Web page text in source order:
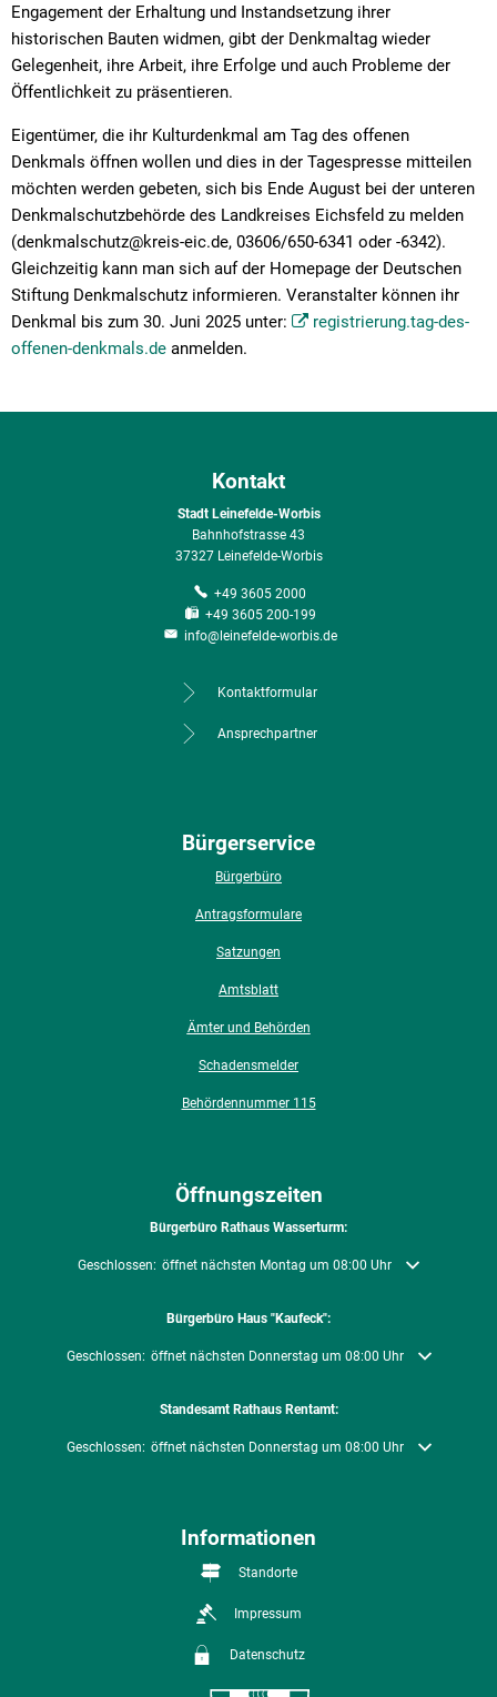
Engagement der Erhaltung und Instandsetzung ihrer
historischen Bauten widmen, gibt der Denkmaltag wieder
Gelegenheit, ihre Arbeit, ihre Erfolge und auch Probleme der
Öffentlichkeit zu präsentieren.
Eigentümer, die ihr Kulturdenkmal am Tag des offenen
Denkmals öffnen wollen und dies in der Tagespresse mitteilen
möchten werden gebeten, sich bis Ende August bei der unteren
Denkmalschutzbehörde des Landkreises Eichsfeld zu melden
(denkmalschutz@kreis-eic.de, 03606/650-6341 oder -6342).
Gleichzeitig kann man sich auf der Homepage der Deutschen
Stiftung Denkmalschutz informieren. Veranstalter können ihr
Denkmal bis zum 30. Juni 2025 unter:
registrierung.tag-des-
offenen-denkmals.de anmelden.
Kontakt
Stadt Leinefelde-Worbis
Bahnhofstrasse 43
37327 Leinefelde-Worbis
+49 3605 2000
+49 3605 200-199
info@leinefelde-worbis.de
Kontaktformular
Ansprechpartner
Bürgerservice
Bürgerbüro
Antragsformulare
Satzungen
Amtsblatt
Ämter und Behörden
Schadensmelder
Behördennummer 115
Öffnungszeiten
Bürgerbüro Rathaus Wasserturm:
Klicken, um weitere Öffnungs- oder Schließzeiten auszublenden
Geschlossen: öffnet nächsten Montag um 08:00 Uhr
Bürgerbüro Haus "Kaufeck":
Klicken, um weitere Öffnungs- oder Schließzeiten auszublenden
Geschlossen: öffnet nächsten Donnerstag um 08:00 Uhr
Standesamt Rathaus Rentamt:
Klicken, um weitere Öffnungs- oder Schließzeiten auszublenden
Geschlossen: öffnet nächsten Donnerstag um 08:00 Uhr
Informationen
Standorte
Impressum
Datenschutz